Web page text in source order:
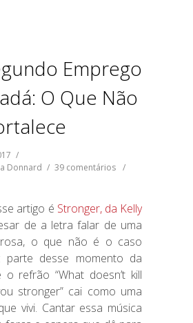
Emprego
O Que Não
/
Donnard / 39 comentários /
artigo é Stronger, da Kelly
de a letra falar de uma
o que não é o caso
parte desse momento da
o refrão “What doesn’t kill
stronger” cai como uma
vivi. Cantar essa música